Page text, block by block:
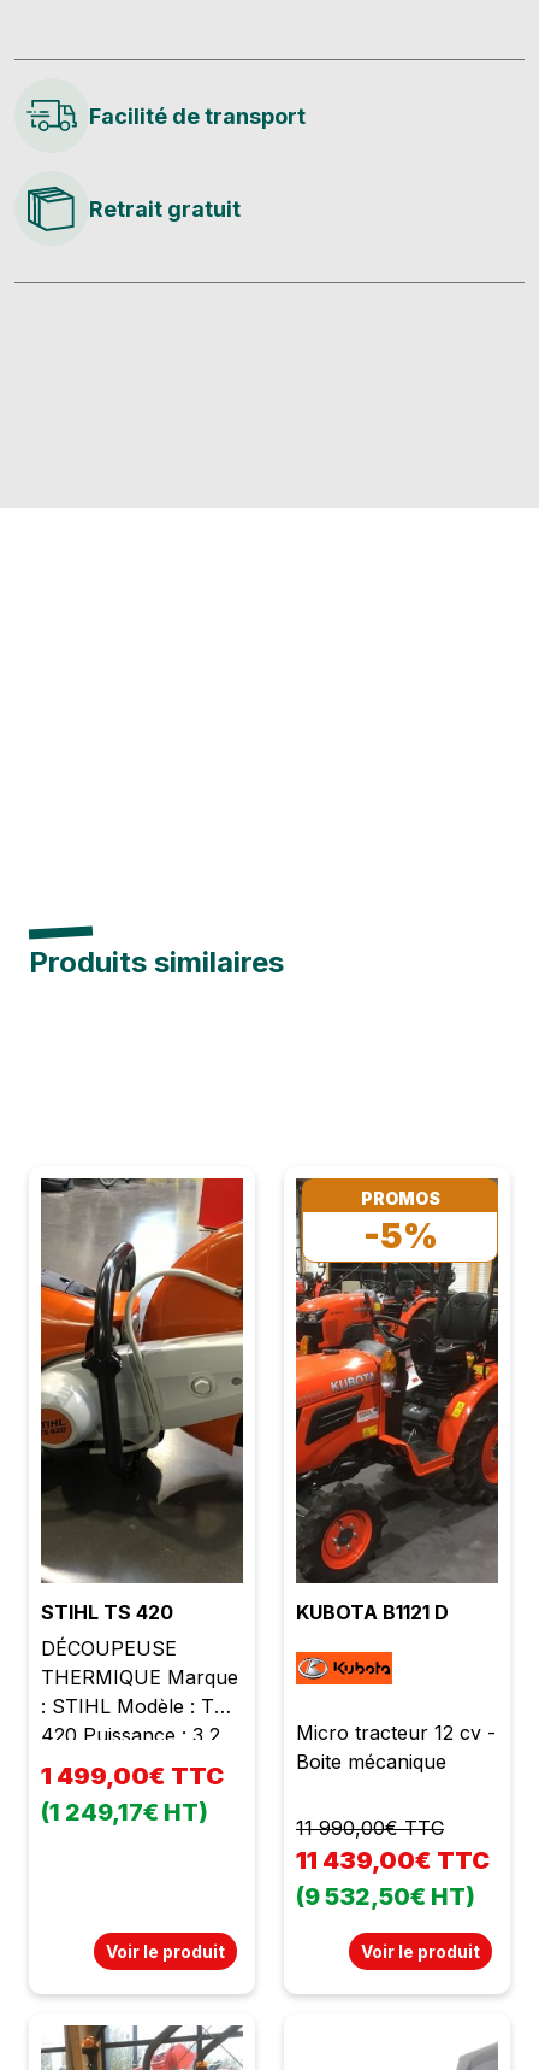
Facilité de transport
Retrait gratuit
Produits similaires
STIHL TS 420
DÉCOUPEUSE
THERMIQUE Marque
: STIHL Modèle : TS
420 Puissance : 3,2
kW Cylindrée : 66,7
cc Poids : 9,7 kg
Disque résine
Protection en
magnésium Prise
d'arrosage pour le
disque Système anti
vibration État neuf
1 499,00€ TTC
(1 249,17€ HT)
Voir le produit
PROMOS
-5%
KUBOTA B1121 D
Micro tracteur 12 cv -
Boite mécanique
11 990,00€ TTC
11 439,00€ TTC
(9 532,50€ HT)
Voir le produit